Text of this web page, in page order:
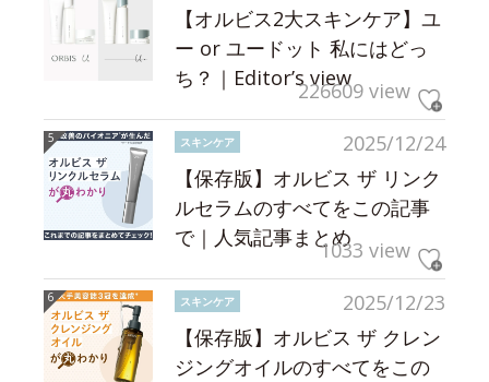
【オルビス2大スキンケア】ユ
ー or ユードット 私にはどっ
ち？｜Editor’s view226609 view
2025/12/24
スキンケア
【保存版】オルビス ザ リンク
ルセラムのすべてをこの記事
で｜人気記事まとめ1033 view
2025/12/23
スキンケア
【保存版】オルビス ザ クレン
ジングオイルのすべてをこの